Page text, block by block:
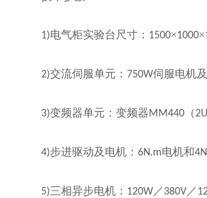
1)电气柜实验台尺寸： 1500×1000×
2)交流伺服单元： 750W伺服电机
3)变频器单元：变频器MM440 （
4)步进驱动及电机： 6N.m电机和
5)三相异步电机： 120W ／380V ／